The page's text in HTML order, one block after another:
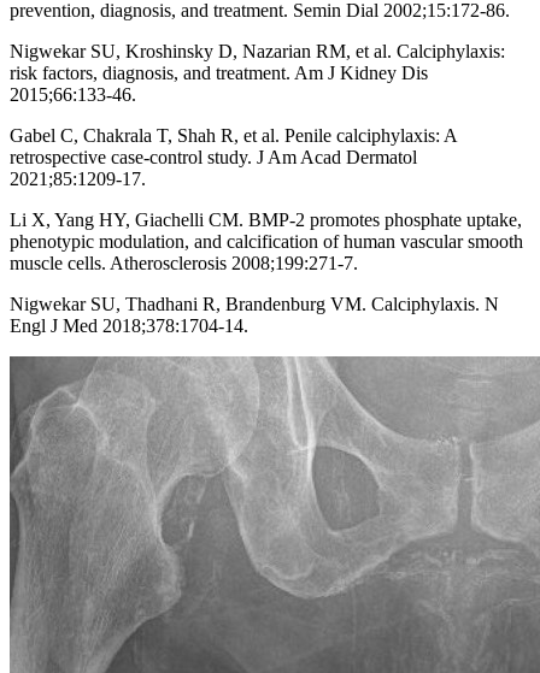
prevention, diagnosis, and treatment. Semin Dial 2002;15:172-86.
Nigwekar SU, Kroshinsky D, Nazarian RM, et al. Calciphylaxis:
risk factors, diagnosis, and treatment. Am J Kidney Dis
2015;66:133-46.
Gabel C, Chakrala T, Shah R, et al. Penile calciphylaxis: A
retrospective case-control study. J Am Acad Dermatol
2021;85:1209-17.
Li X, Yang HY, Giachelli CM. BMP-2 promotes phosphate uptake,
phenotypic modulation, and calcification of human vascular smooth
muscle cells. Atherosclerosis 2008;199:271-7.
Nigwekar SU, Thadhani R, Brandenburg VM. Calciphylaxis. N
Engl J Med 2018;378:1704-14.